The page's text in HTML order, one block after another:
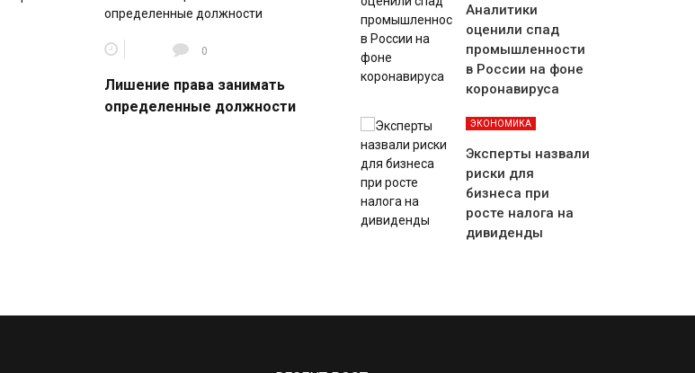
0
Лишение права занимать
определенные должности
Аналитики
оценили спад
промышленности
в России на фоне
коронавируса
ЭКОНОМИКА
Эксперты назвали
риски для
бизнеса при
росте налога на
дивиденды